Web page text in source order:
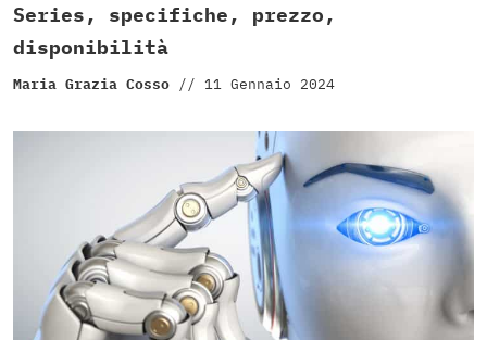
Series, specifiche, prezzo,
disponibilità
Maria Grazia Cosso // 11 Gennaio 2024